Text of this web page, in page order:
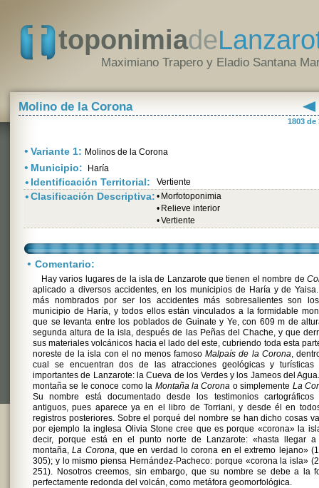
toponimiade
Maximiano Trapero y Eladio Santana
Molino de la Corona
1803 de
• Variante 1: Molinos de la Corona
• Municipio: Haría
• Identificación Territorial: Vertiente
•Clasificación Descriptiva: • Morfotoponimia
• Relieve interior
•Vertiente
• Comentario:
Hay varios lugares de la isla de Lanzarote que tienen el nombre de
aplicado a diversos accidentes, en los municipios de Haría y de
más nombrados por ser los accidentes más sobresalientes son
municipio de Haría, y todos ellos están vinculados a la formidable
que se levanta entre los poblados de Guinate y Ye, con 609 m de
segunda altura de la isla, después de las Peñas del Chache, y que
sus materiales volcánicos hacia el lado del este, cubriendo toda esta
noreste de la isla con el no menos famosoMalpaís de la Corona,
cual se encuentran dos de las atracciones geológicas y turísticas
importantes de Lanzarote: la Cueva de los Verdes y los Jameos del
montaña se le conoce como la Montaña la Corona o simplemente La
Su nombre está documentado desde los testimonios cartográficos
antiguos, pues aparece ya en el libro de Torriani, y desde él en
registros posteriores. Sobre el porqué del nombre se han dicho cosas
por ejemplo la inglesa Olivia Stone cree que es porque «corona» la
decir, porque está en el punto norte de Lanzarote: «hasta llegar a
montaña,La Corona, que en verdad lo corona en el extremo lejano»
305); y lo mismo piensa Hernández-Pacheco: porque «corona la isla»
251). Nosotros creemos, sin embargo, que su nombre se debe a la
perfectamente redonda del volcán, como metáfora geomorfológica.